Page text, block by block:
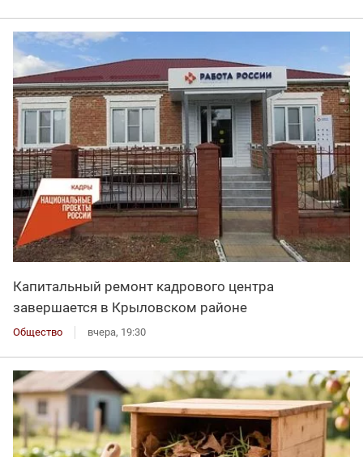
Капитальный ремонт кадрового центра
завершается в Крыловском районе
Общество вчера, 19:30